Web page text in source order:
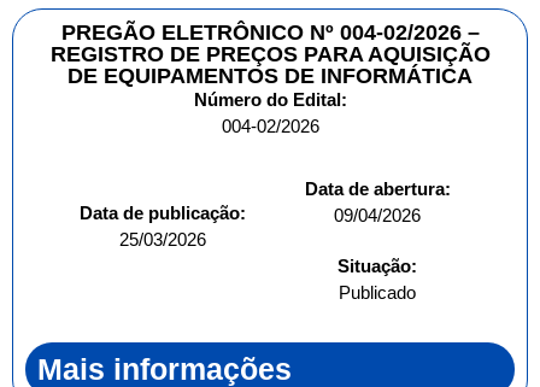
PREGÃO ELETRÔNICO Nº 004-02/2026 –
REGISTRO DE PREÇOS PARA AQUISIÇÃO
DE EQUIPAMENTOS DE INFORMÁTICA
Número do Edital:
004-02/2026
Data de publicação:
25/03/2026
Data de abertura:
09/04/2026
Situação:
Publicado
Mais informações